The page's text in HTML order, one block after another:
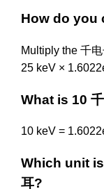
How do you
Multiply the 千
25 keV ×
What is 10
10 keV =
Which unit
耳?